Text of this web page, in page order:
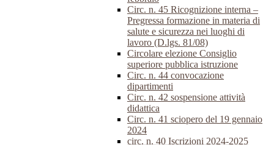
Circ. n. 45 Ricognizione interna –
Pregressa formazione in materia di
salute e sicurezza nei luoghi di
lavoro (D.lgs. 81/08)
Circolare elezione Consiglio
superiore pubblica istruzione
Circ. n. 44 convocazione
dipartimenti
Circ. n. 42 sospensione attività
didattica
Circ. n. 41 sciopero del 19 gennaio
2024
circ. n. 40 Iscrizioni 2024-2025